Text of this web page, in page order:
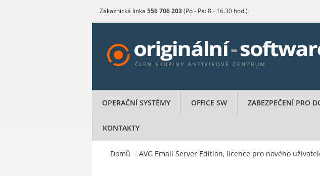
Zákaznická linka 556 706 203(Po - Pá: 8 - 16.30 hod.)
OPERAČNÍ SYSTÉMY OFFICE SW ZABEZPEČENÍ PRO
KONTAKTY
Domů / AVG Email Server Edition, licence pro nového